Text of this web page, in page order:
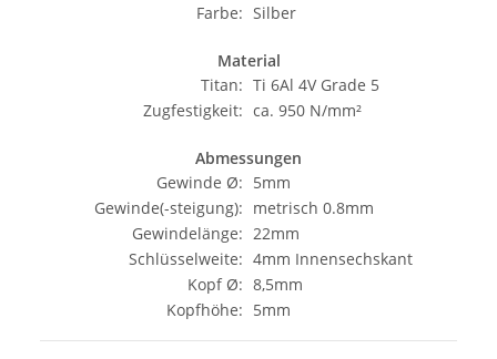
Farbe: Silber
Material
Titan: Ti 6Al 4V Grade 5
Zugfestigkeit: ca. 950 N/mm²
Abmessungen
Gewinde Ø: 5mm
Gewinde(-steigung): metrisch 0.8mm
Gewindelänge: 22mm
Schlüsselweite: 4mm Innensechskant
Kopf Ø: 8,5mm
Kopfhöhe: 5mm